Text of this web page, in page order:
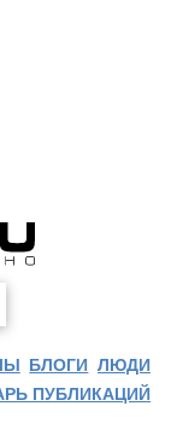
БЛОГИ ЛЮДИ
ПУБЛИКАЦИЙ